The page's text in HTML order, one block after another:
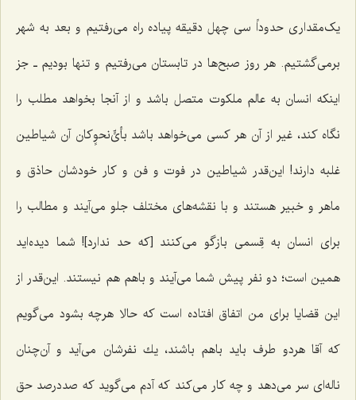
یک‌مقداری حدوداً سى چهل دقیقه پیاده راه مى‌رفتیم و بعد به شهر
برمى‌گشتیم. هر روز صبح‌ها در تابستان می‌رفتیم و تنها بودیم ـ جز
اینكه انسان به عالم ملكوت متصل باشد و از آنجا بخواهد مطلب را
نگاه كند، غیر از آن هر كسى مى‌خواهد باشد بأىٍّ‌نحوٍكان آن شیاطین
غلبه دارند! این‌قدر شیاطین در فوت و فن و كار خودشان حاذق و
ماهر و خبیر هستند و با نقشه‌هاى مختلف جلو مى‌آیند و مطالب را
براى انسان به قِسمى بازگو مى‌كنند [که حد ندارد]! شما دیده‌اید
همین است؛ دو نفر پیش شما می‌آیند و باهم هم نیستند. این‌قدر از
این قضایا براى من اتفاق افتاده است كه حالا هرچه بشود مى‌گویم
که آقا هردو طرف باید باهم باشند، یك نفرشان می‌آید و آن‌چنان
ناله‌اى سر مى‌دهد و چه کار می‌کند كه آدم مى‌گوید که صددرصد حق